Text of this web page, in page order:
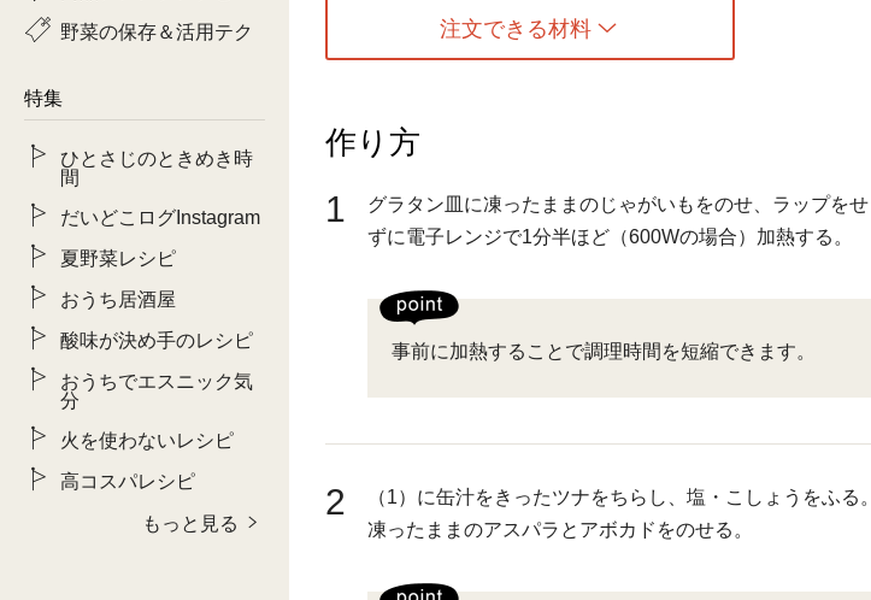
注文できる材料
作り方
1
グラタン皿に凍ったままのじゃがいもをのせ、ラップをせ
ずに電子レンジで1分半ほど（600Wの場合）加熱する。
事前に加熱することで調理時間を短縮できます。
2
（1）に缶汁をきったツナをちらし、塩・こしょうをふる。
凍ったままのアスパラとアボカドをのせる。
野菜の保存＆活用テク
特集
ひとさじのときめき時
間
だいどこログInstagram
夏野菜レシピ
おうち居酒屋
酸味が決め手のレシピ
おうちでエスニック気
分
火を使わないレシピ
高コスパレシピ
もっと見る